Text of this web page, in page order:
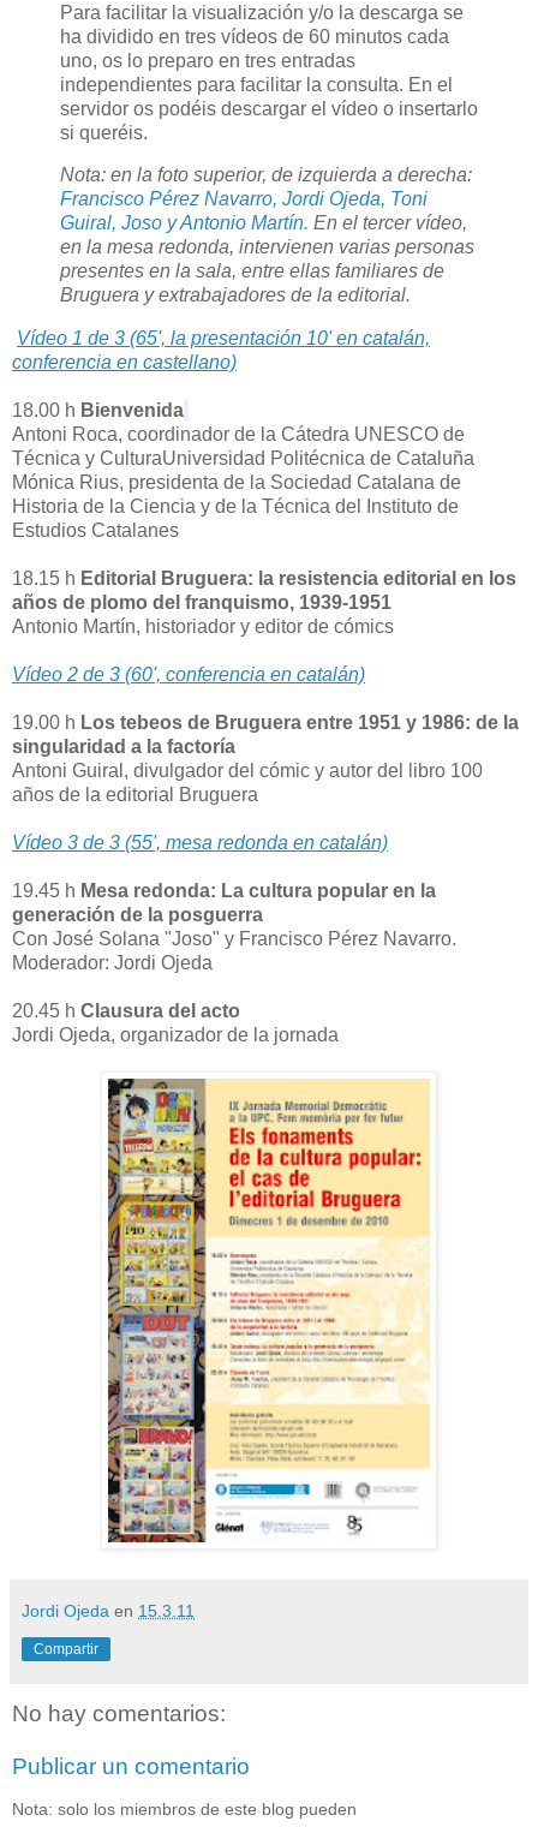
Para facilitar la visualización y/o la descarga se
ha dividido en tres vídeos de 60 minutos cada
uno, os lo preparo en tres entradas
independientes para facilitar la consulta. En el
servidor os podéis descargar el vídeo o insertarlo
si queréis.
Nota: en la foto superior, de izquierda a derecha:
Francisco Pérez Navarro, Jordi Ojeda, Toni
Guiral, Joso y Antonio Martín. En el tercer vídeo,
en la mesa redonda, intervienen varias personas
presentes en la sala, entre ellas familiares de
Bruguera y extrabajadores de la editorial.
Vídeo 1 de 3 (65', la presentación 10' en catalán,
conferencia en castellano)
18.00 h Bienvenida
Antoni Roca, coordinador de la Cátedra UNESCO de
Técnica y CulturaUniversidad Politécnica de Cataluña
Mónica Rius, presidenta de la Sociedad Catalana de
Historia de la Ciencia y de la Técnica del Instituto de
Estudios Catalanes
18.15 h Editorial Bruguera: la resistencia editorial en los
años de plomo del franquismo, 1939-1951
Antonio Martín, historiador y editor de cómics
Vídeo 2 de 3 (60', conferencia en catalán)
19.00 h Los tebeos de Bruguera entre 1951 y 1986: de la
singularidad a la factoría
Antoni Guiral, divulgador del cómic y autor del libro 100
años de la editorial Bruguera
Vídeo 3 de 3 (55', mesa redonda en catalán)
19.45 h Mesa redonda: La cultura popular en la
generación de la posguerra
Con José Solana "Joso" y Francisco Pérez Navarro.
Moderador: Jordi Ojeda
20.45 h Clausura del acto
Jordi Ojeda, organizador de la jornada
Jordi Ojeda en 15.3.11
Compartir
No hay comentarios:
Publicar un comentario
Nota: solo los miembros de este blog pueden